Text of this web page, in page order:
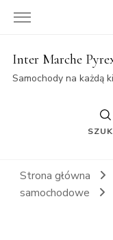
Inter Marche
Samochody na każdą
Strona główna
samochodowe